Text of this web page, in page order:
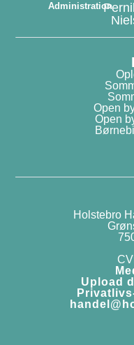
Holstebro
Upload
Administration
Open
Open